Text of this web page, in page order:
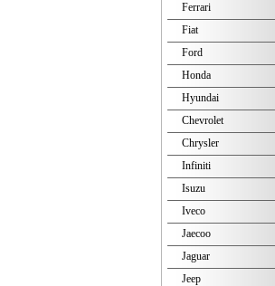
Ferrari
Fiat
Ford
Honda
Hyundai
Chevrolet
Chrysler
Infiniti
Isuzu
Iveco
Jaecoo
Jaguar
Jeep